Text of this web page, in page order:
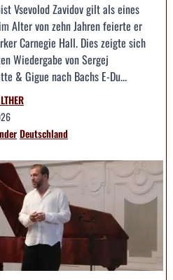
Vsevolod Zavidov gilt als eines
Alter von zehn Jahren feierte er
Carnegie Hall. Dies zeigte sich
Wiedergabe von Sergej
& Gigue nach Bachs E-Du...
Deutschland